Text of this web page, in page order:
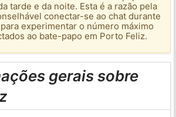
tarde e da noite. Esta é a razão pela
conectar-se ao chat durante
experimentar o número máximo
ao bate-papo em Porto Feliz.
gerais sobre